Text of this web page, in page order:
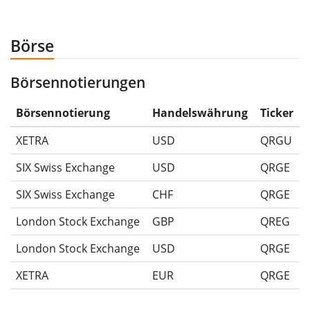
-50%.
Die Wertentwicklungsangaben für ETFs beinhalten
Ausschüttungen (falls vorhanden).
Börse
Börsennotierungen
Börsennotierung Handelswährung
Ticker
XETRA
USD
QRGU
SIX Swiss Exchange
USD
QRGE
SIX Swiss Exchange
CHF
QRGE
London Stock Exchange
GBP
QREG
London Stock Exchange
USD
QRGE
XETRA
EUR QRGE